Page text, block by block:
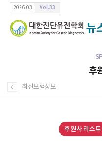
2026.03 Vol.33
후
최신보험정보
후원사 리스트